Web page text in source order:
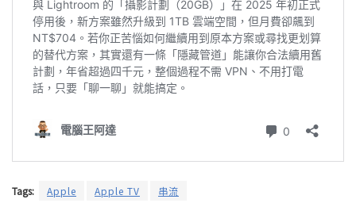
Tags: Apple Apple TV 串流